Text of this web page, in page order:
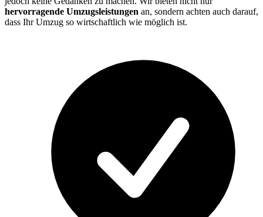
hervorragende Umzugsleistungen an, sondern achten auch darauf,
dass Ihr Umzug so wirtschaftlich wie möglich ist.